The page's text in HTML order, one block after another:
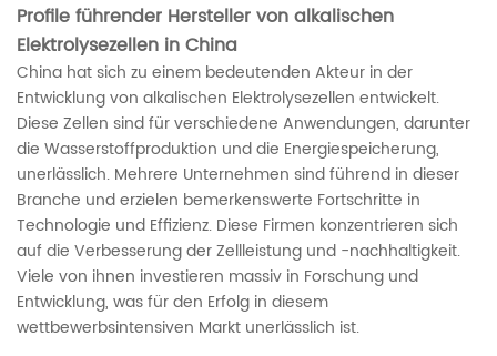
Profile führender Hersteller von alkalischen
Elektrolysezellen in China
China hat sich zu einem bedeutenden Akteur in der
Entwicklung von alkalischen Elektrolysezellen entwickelt.
Diese Zellen sind für verschiedene Anwendungen, darunter
die Wasserstoffproduktion und die Energiespeicherung,
unerlässlich. Mehrere Unternehmen sind führend in dieser
Branche und erzielen bemerkenswerte Fortschritte in
Technologie und Effizienz. Diese Firmen konzentrieren sich
auf die Verbesserung der Zellleistung und -nachhaltigkeit.
Viele von ihnen investieren massiv in Forschung und
Entwicklung, was für den Erfolg in diesem
wettbewerbsintensiven Markt unerlässlich ist.